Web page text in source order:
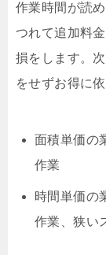
作業時間が読
つれて追加料
損をします。
をせずお得に
面積単価の
作業
時間単価の
作業、狭い